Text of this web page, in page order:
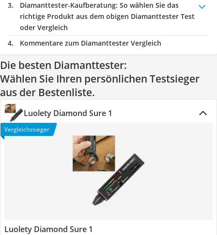
Diamanttester-Kaufberatung: So wählen Sie das
richtige Produkt aus dem obigen Diamanttester Test
oder Vergleich
Kommentare zum Diamanttester Vergleich
Die besten Diamanttester:
Wählen Sie Ihren persönlichen Testsieger
aus der Bestenliste.
Luolety Diamond Sure 1
Vergleichssieger
Luolety Diamond Sure 1